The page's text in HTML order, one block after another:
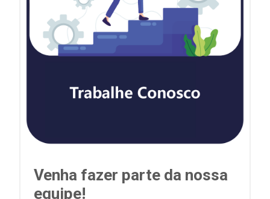
Venha fazer parte da nossa
equipe!